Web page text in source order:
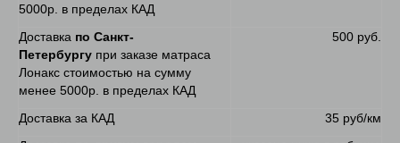
5000р. в пределах КАД
Доставка по Санкт-
Петербургу при заказе матраса
Лонакс стоимостью на сумму
менее 5000р. в пределах КАД
500 руб.
Доставка за КАД
35 руб/км